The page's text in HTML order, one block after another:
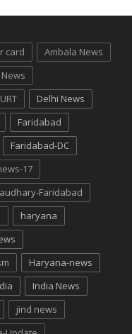
card
Ambala News
Delhi News
Faridabad
Faridabad-DC
17
Faridabad
haryana
Haryana-news
India News
jind news